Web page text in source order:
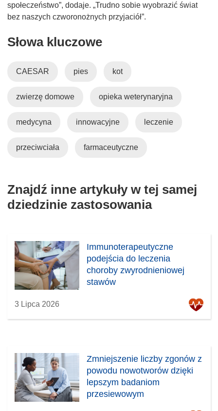
społeczeństwo”, dodaje. „Trudno sobie wyobrazić świat
bez naszych czworonożnych przyjaciół”.
Słowa kluczowe
CAESAR pies kot
zwierzę domowe opieka weterynaryjna
medycyna innowacyjne leczenie
przeciwciała farmaceutyczne
Znajdź inne artykuły w tej samej
dziedzinie zastosowania
Immunoterapeutyczne
podejścia do leczenia
choroby zwyrodnieniowej
stawów
3 Lipca 2026
Zmniejszenie liczby zgonów z
powodu nowotworów dzięki
lepszym badaniom
przesiewowym